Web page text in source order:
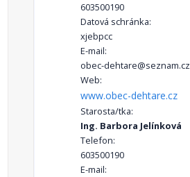
603500190
Datová schránka:
xjebpcc
E-mail:
obec-dehtare@seznam.cz
Web:
www.obec-dehtare.cz
Starosta/tka:
Ing. Barbora Jelínková
Telefon:
603500190
E-mail: